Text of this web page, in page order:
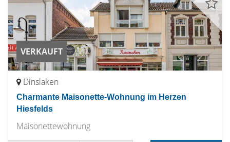
VERKAUFT
Dinslaken
Charmante Maisonette-Wohnung im Herzen
Hiesfelds
Maisonettewohnung